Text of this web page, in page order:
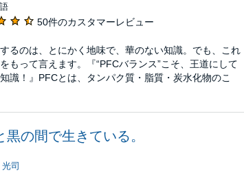
50件のカスタマーレビュー
るのは、とにかく地味で、華のない知識。でも、これ
もって⾔えます。『“PFCバランス”こそ、王道にして
識！』PFCとは、タンパク質・脂質・炭⽔化物のこ
黒の間で生きている。
司